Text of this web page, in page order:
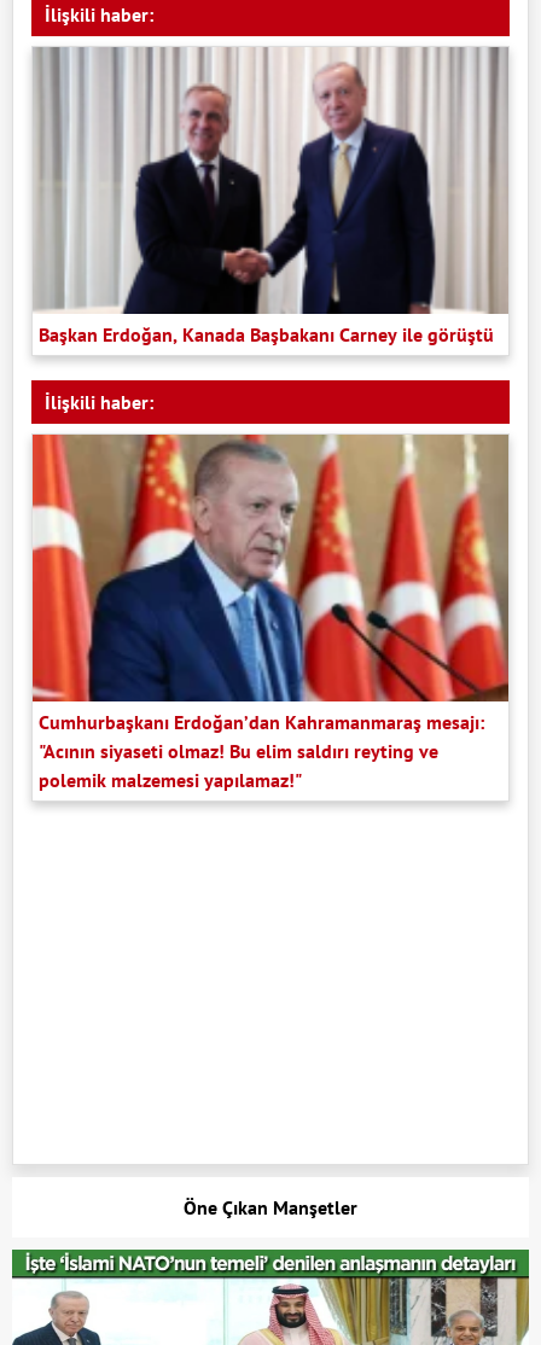
İlişkili haber:
Başkan Erdoğan, Kanada Başbakanı Carney ile görüştü
İlişkili haber:
Cumhurbaşkanı Erdoğan’dan Kahramanmaraş mesajı:
"Acının siyaseti olmaz! Bu elim saldırı reyting ve
polemik malzemesi yapılamaz!"
Öne Çıkan Manşetler